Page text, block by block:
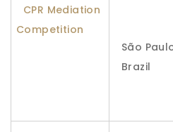
CPR Mediation
Competition
São
Brazil